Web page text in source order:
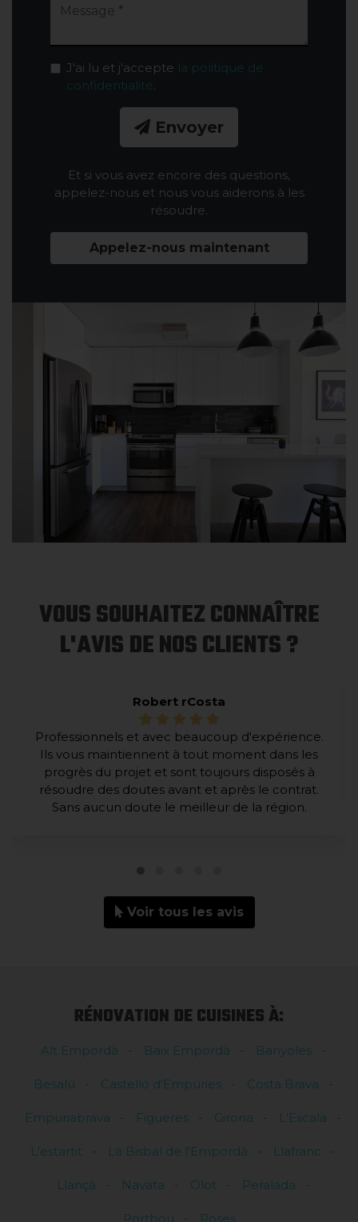
J'ai lu et j'accepte la politique de
confidentialité.
Envoyer
Et si vous avez encore des questions,
appelez-nous et nous vous aiderons à les
résoudre.
Appelez-nous maintenant
VOUS SOUHAITEZ CONNAÎTRE
L'AVIS DE NOS CLIENTS ?
Robert rCosta
Professionnels et avec beaucoup d'expérience.
Ils vous maintiennent à tout moment dans les
progrès du projet et sont toujours disposés à
résoudre des doutes avant et après le contrat.
Sans aucun doute le meilleur de la région.
Voir tous les avis
RÉNOVATION DE CUISINES À:
Alt Empordà Baix Empordà Banyoles
Besalú Castelló d'Empúries Costa Brava
Empuriabrava Figueres Girona L'Escala
L'estartit La Bisbal de l'Empordà Llafranc
Llançà Navata Olot Peralada
Portbou Roses